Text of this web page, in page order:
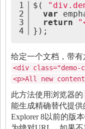
1
2
3
4
$(
var
return
});
给定一个文档，带
<div class="demo-
<p>All new
此方法使用浏览器的
能生成精确替代提
Explorer 8以前的版